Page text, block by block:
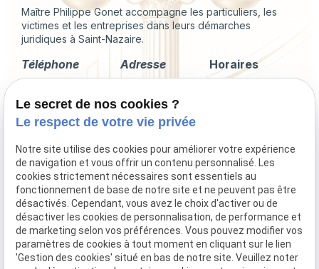
Maître Philippe Gonet accompagne les particuliers, les
victimes et les entreprises dans leurs démarches
juridiques à Saint-Nazaire.
Téléphone
Adresse
Corps de
Garde
Nazaire
Horaires
Droit immobilier
Droit de la famille
Procédures collectives
Indemnisation du préjudice corporel
Le secret de nos cookies ?
Le respect de votre vie privée
Notre site utilise des cookies pour améliorer votre expérience
de navigation et vous offrir un contenu personnalisé. Les
cookies strictement nécessaires sont essentiels au
fonctionnement de base de notre site et ne peuvent pas être
désactivés. Cependant, vous avez le choix d'activer ou de
désactiver les cookies de personnalisation, de performance et
de marketing selon vos préférences. Vous pouvez modifier vos
paramètres de cookies à tout moment en cliquant sur le lien
'Gestion des cookies' situé en bas de notre site. Veuillez noter